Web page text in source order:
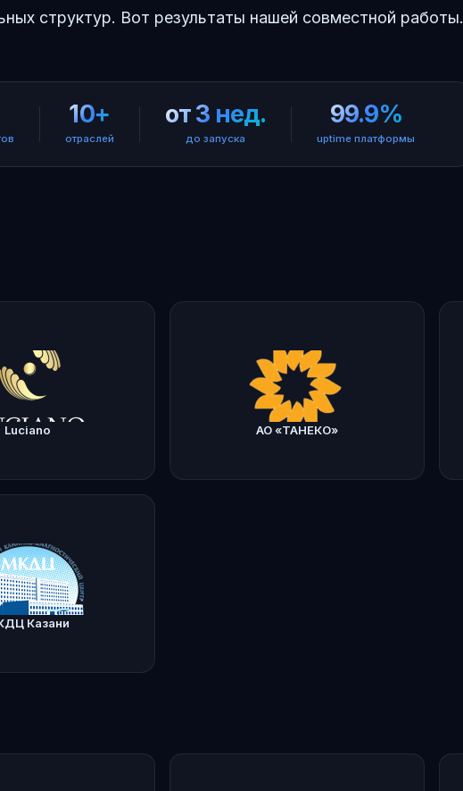
структур. Вот результаты нашей совместной работы.
10+
отраслей
от 3 нед.
до запуска
99.9%
uptime платформы
Luciano АО «ТАНЕКО»
Казани